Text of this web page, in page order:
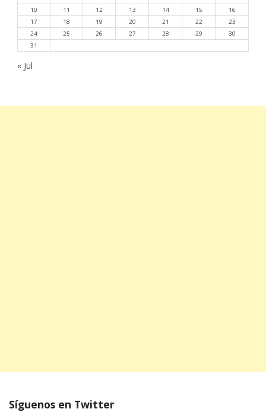
10
11 12 13 14 15
16
17
18 19 20 21 22
23
24
25 26 27 28 29
30
31
« Jul
Síguenos en Twitter